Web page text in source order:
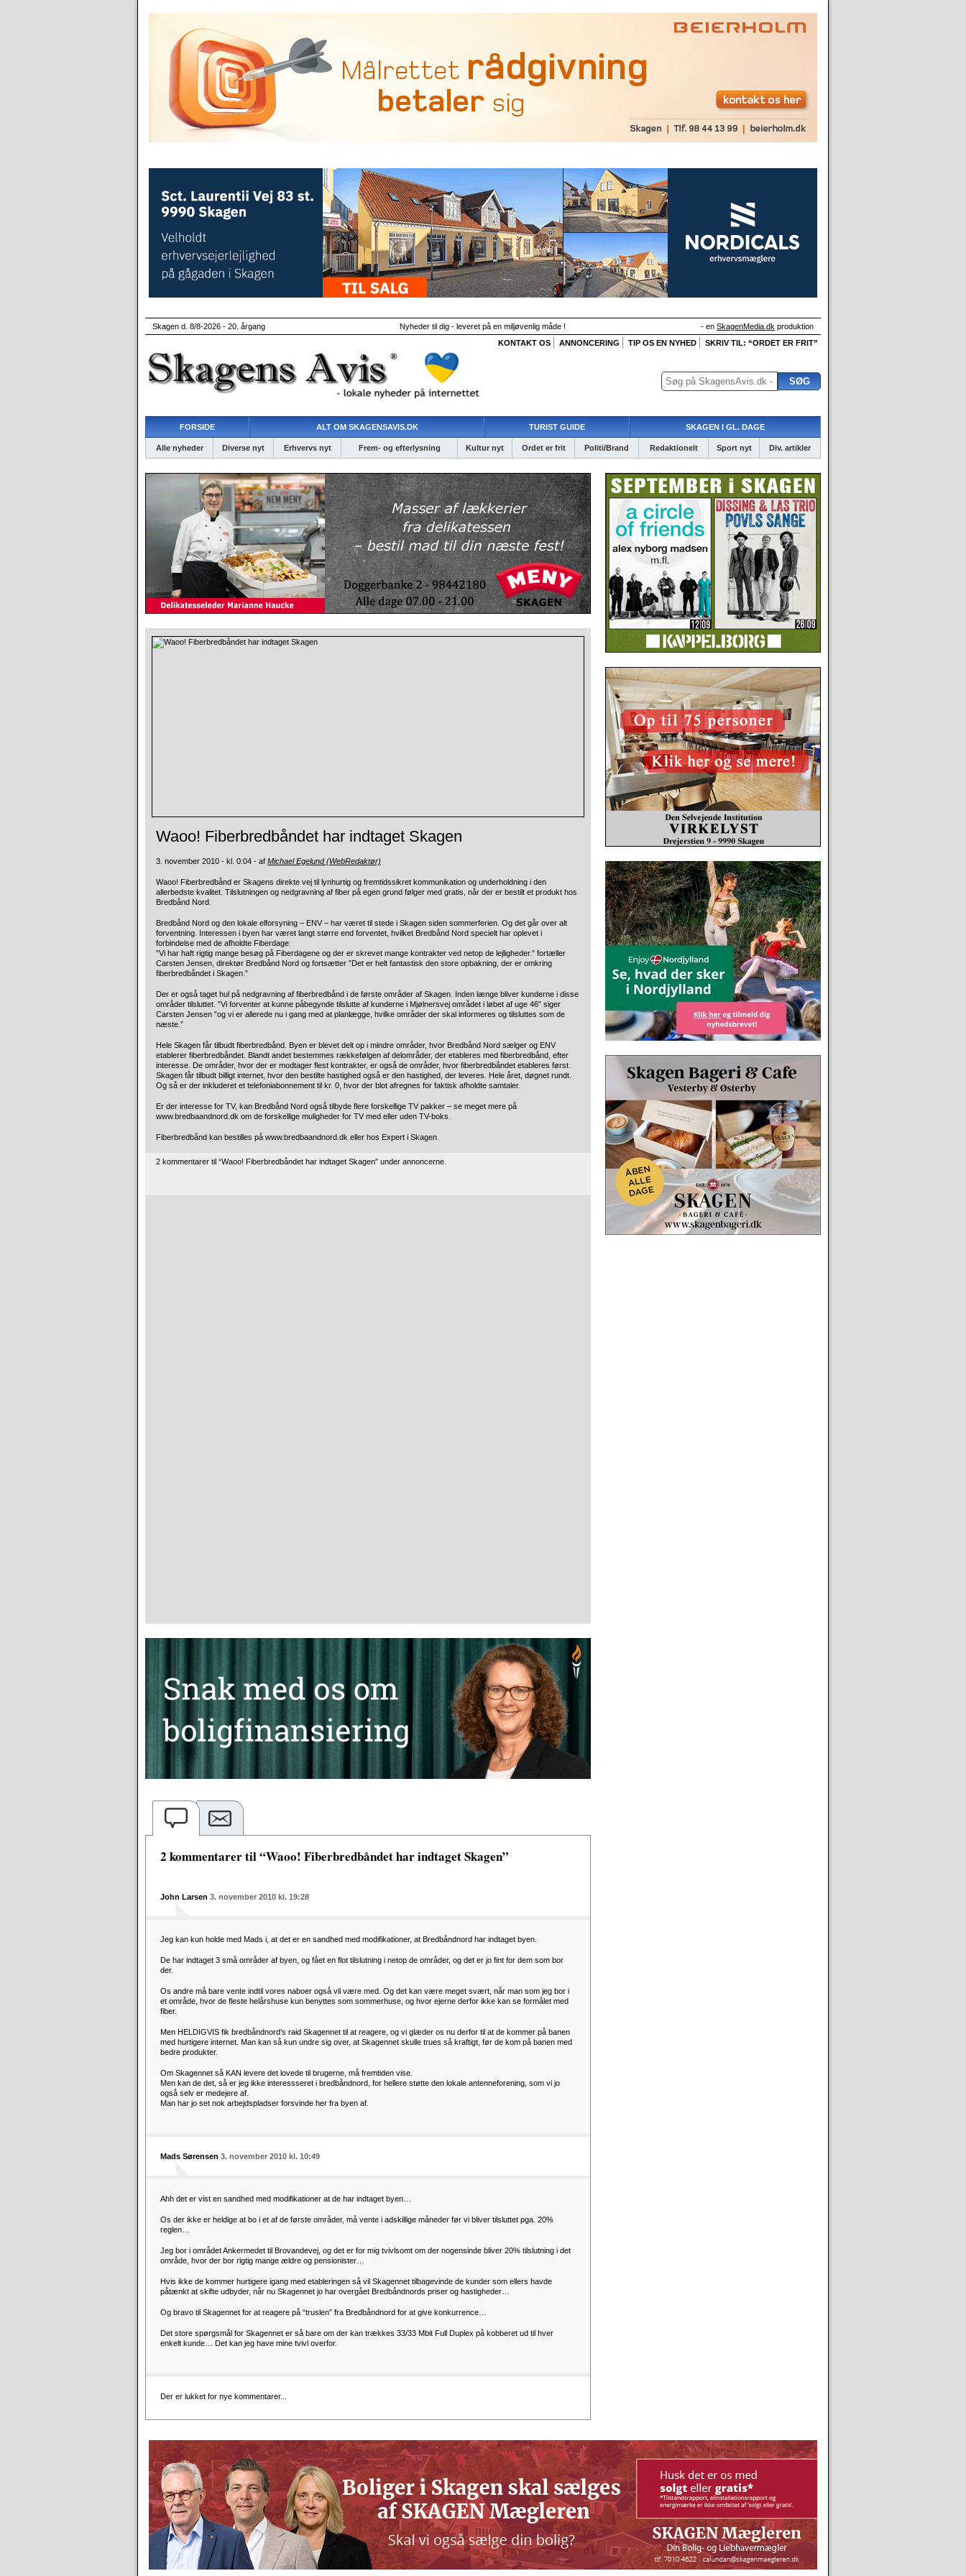
Skagen d. 8/8-2026 - 20. årgang Nyheder til dig - leveret på en miljøvenlig måde ! - en SkagenMedia.dk produktion
KONTAKT OS
ANNONCERING TIP OS EN NYHED SKRIV TIL: “ORDET ER FRIT”
FORSIDE ALT OM SKAGENSAVIS.DK TURIST GUIDE SKAGEN I GL. DAGE
Alle nyheder Diverse nyt Erhvervs nyt Frem- og efterlysning Kultur nyt Ordet er frit Politi/Brand Redaktionelt Sport nyt Div. artikler
Waoo! Fiberbredbåndet har indtaget Skagen
3. november 2010 - kl. 0:04 - af Michael Egelund (WebRedaktør)
Waoo! Fiberbredbånd er Skagens direkte vej til lynhurtig og fremtidssikret kommunikation og underholdning i den
allerbedste kvalitet. Tilslutningen og nedgravning af fiber på egen grund følger med gratis, når der er bestilt et produkt hos
Bredbånd Nord.
Bredbånd Nord og den lokale elforsyning – ENV – har været til stede i Skagen siden sommerferien. Og det går over alt
forventning. Interessen i byen har været langt større end forventet, hvilket Bredbånd Nord specielt har oplevet i
forbindelse med de afholdte Fiberdage:
”Vi har haft rigtig mange besøg på Fiberdagene og der er skrevet mange kontrakter ved netop de lejligheder.” fortæller
Carsten Jensen, direktør Bredbånd Nord og fortsætter ”Det er helt fantastisk den store opbakning, der er omkring
fiberbredbåndet i Skagen.”
Der er også taget hul på nedgravning af fiberbredbånd i de første områder af Skagen. Inden længe bliver kunderne i disse
områder tilsluttet. ”Vi forventer at kunne påbegynde tilslutte af kunderne i Mjølnersvej området i løbet af uge 46” siger
Carsten Jensen ”og vi er allerede nu i gang med at planlægge, hvilke områder der skal informeres og tilsluttes som de
næste.”
Hele Skagen får tilbudt fiberbredbånd. Byen er blevet delt op i mindre områder, hvor Bredbånd Nord sælger og ENV
etablerer fiberbredbåndet. Blandt andet bestemmes rækkefølgen af delområder, der etableres med fiberbredbånd, efter
interesse. De områder, hvor der er modtager flest kontrakter, er også de områder, hvor fiberbredbåndet etableres først.
Skagen får tilbudt billigt internet, hvor den bestilte hastighed også er den hastighed, der leveres. Hele året, døgnet rundt.
Og så er der inkluderet et telefoniabonnement til kr. 0, hvor der blot afregnes for faktisk afholdte samtaler.
Er der interesse for TV, kan Bredbånd Nord også tilbyde flere forskellige TV pakker – se meget mere på
www.bredbaandnord.dk om de forskellige muligheder for TV med eller uden TV-boks.
Fiberbredbånd kan bestilles på www.bredbaandnord.dk eller hos Expert i Skagen.
2 kommentarer til “Waoo! Fiberbredbåndet har indtaget Skagen” under annoncerne.
2 kommentarer til “Waoo! Fiberbredbåndet har indtaget Skagen”
John Larsen 3. november 2010 kl. 19:28
Jeg kan kun holde med Mads i, at det er en sandhed med modifikationer, at Bredbåndnord har indtaget byen.
De har indtaget 3 små områder af byen, og fået en flot tilslutning i netop de områder, og det er jo fint for dem som bor
der.
Os andre må bare vente indtil vores naboer også vil være med. Og det kan være meget svært, når man som jeg bor i
et område, hvor de fleste helårshuse kun benyttes som sommerhuse, og hvor ejerne derfor ikke kan se formålet med
fiber.
Men HELDIGVIS fik bredbåndnord’s raid Skagennet til at reagere, og vi glæder os nu derfor til at de kommer på banen
med hurtigere internet. Man kan så kun undre sig over, at Skagennet skulle trues så kraftigt, før de kom på banen med
bedre produkter.
Om Skagennet så KAN levere det lovede til brugerne, må fremtiden vise.
Men kan de det, så er jeg ikke interessseret i bredbåndnord, for hellere støtte den lokale antenneforening, som vi jo
også selv er medejere af.
Man har jo set nok arbejdspladser forsvinde her fra byen af.
Mads Sørensen 3. november 2010 kl. 10:49
Ahh det er vist en sandhed med modifikationer at de har indtaget byen…
Os der ikke er heldige at bo i et af de første områder, må vente i adskillige måneder før vi bliver tilsluttet pga. 20%
reglen…
Jeg bor i området Ankermedet til Brovandevej, og det er for mig tvivlsomt om der nogensinde bliver 20% tilslutning i det
område, hvor der bor rigtig mange ældre og pensionister…
Hvis ikke de kommer hurtigere igang med etableringen så vil Skagennet tilbagevinde de kunder som ellers havde
påtænkt at skifte udbyder, når nu Skagennet jo har overgået Bredbåndnords priser og hastigheder…
Og bravo til Skagennet for at reagere på “truslen” fra Bredbåndnord for at give konkurrence…
Det store spørgsmål for Skagennet er så bare om der kan trækkes 33/33 Mbit Full Duplex på kobberet ud til hver
enkelt kunde… Det kan jeg have mine tvivl overfor.
Der er lukket for nye kommentarer...